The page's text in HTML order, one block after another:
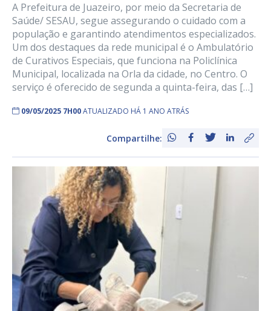
A Prefeitura de Juazeiro, por meio da Secretaria de
Saúde/ SESAU, segue assegurando o cuidado com a
população e garantindo atendimentos especializados.
Um dos destaques da rede municipal é o Ambulatório
de Curativos Especiais, que funciona na Policlínica
Municipal, localizada na Orla da cidade, no Centro. O
serviço é oferecido de segunda a quinta-feira, das […]
09/05/2025 7H00ATUALIZADO HÁ 1 ANO ATRÁS
Compartilhe: